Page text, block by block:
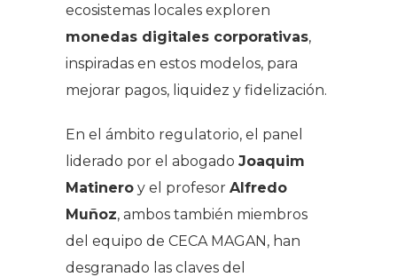
ecosistemas locales exploren
monedas digitales corporativas,
inspiradas en estos modelos, para
mejorar pagos, liquidez y fidelización.
En el ámbito regulatorio, el panel
liderado por el abogado Joaquim
Matinero y el profesor Alfredo
Muñoz, ambos también miembros
del equipo de CECA MAGAN, han
desgranado las claves del